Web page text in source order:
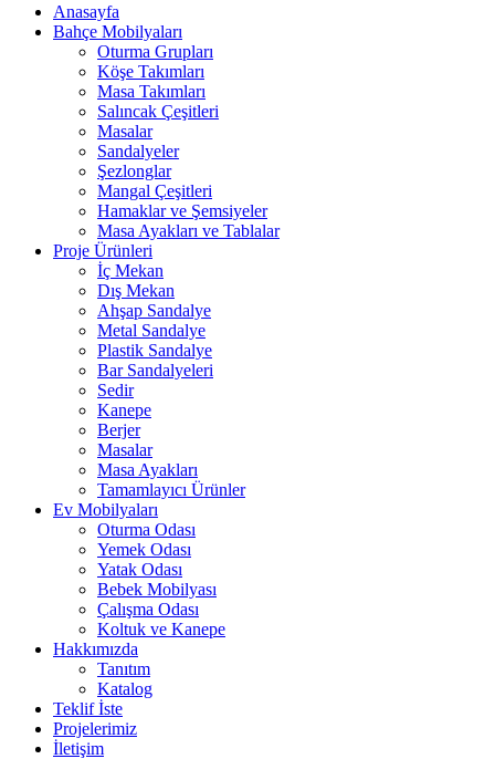
Anasayfa
Bahçe Mobilyaları
Oturma Grupları
Köşe Takımları
Masa Takımları
Salıncak Çeşitleri
Masalar
Sandalyeler
Şezlonglar
Mangal Çeşitleri
Hamaklar ve Şemsiyeler
Masa Ayakları ve Tablalar
Proje Ürünleri
İç Mekan
Dış Mekan
Ahşap Sandalye
Metal Sandalye
Plastik Sandalye
Bar Sandalyeleri
Sedir
Kanepe
Berjer
Masalar
Masa Ayakları
Tamamlayıcı Ürünler
Ev Mobilyaları
Oturma Odası
Yemek Odası
Yatak Odası
Bebek Mobilyası
Çalışma Odası
Koltuk ve Kanepe
Hakkımızda
Tanıtım
Katalog
Teklif İste
Projelerimiz
İletişim